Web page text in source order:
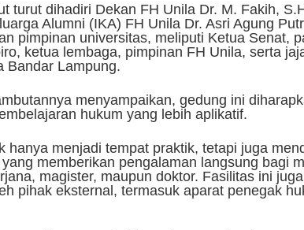
turut dihadiri Dekan FH Unila Dr. M. Fakih,
Alumni (IKA) FH Unila Dr. Asri Agung
pimpinan universitas, meliputi Ketua Senat,
ketua lembaga, pimpinan FH Unila, serta
Bandar Lampung.
menyampaikan, gedung ini
hukum yang lebih aplikatif.
hanya menjadi tempat praktik, tetapi juga
memberikan pengalaman langsung bagi
magister, maupun doktor. Fasilitas ini
pihak eksternal, termasuk aparat penegak